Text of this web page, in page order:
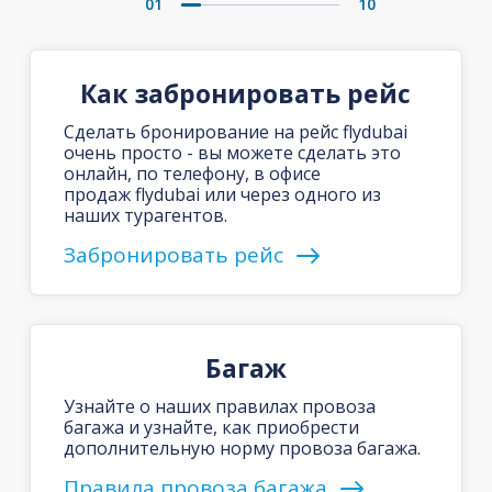
Как забронировать рейс
Сделать бронирование на рейс flydubai
очень просто - вы можете сделать это
онлайн, по телефону, в офисе
продаж flydubai или через одного из
наших турагентов.
Забронировать рейс
Багаж
Узнайте о наших правилах провоза
багажа и узнайте, как приобрести
дополнительную норму провоза багажа.